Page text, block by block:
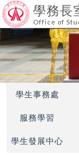
學務長
Office of
學生事務處
服務學習
學生發展中心